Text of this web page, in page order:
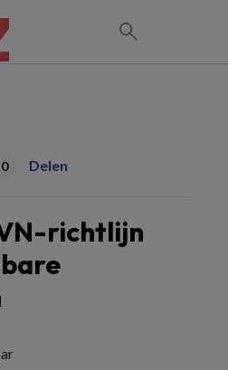
0 Delen
richtlijn